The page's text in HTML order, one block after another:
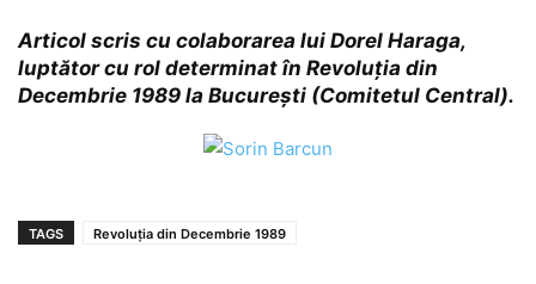
Articol scris cu colaborarea lui Dorel Haraga,
luptător cu rol determinat în Revoluția din
Decembrie 1989 la București (Comitetul Central).
TAGS Revoluția din Decembrie 1989